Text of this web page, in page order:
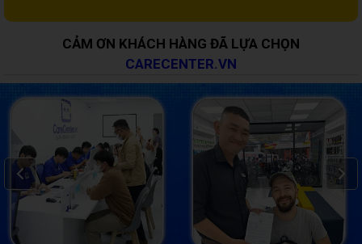
CẢM ƠN KHÁCH HÀNG ĐÃ LỰA CHỌN
CARECENTER.VN
Next
Prev